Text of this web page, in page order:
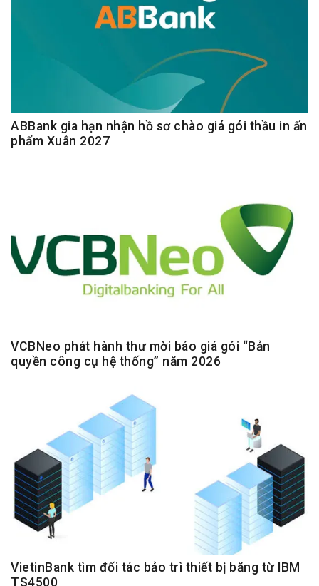
ABBank gia hạn nhận hồ sơ chào giá gói thầu in ấn
phẩm Xuân 2027
VCBNeo phát hành thư mời báo giá gói “Bản
quyền công cụ hệ thống” năm 2026
VietinBank tìm đối tác bảo trì thiết bị băng từ IBM
TS4500